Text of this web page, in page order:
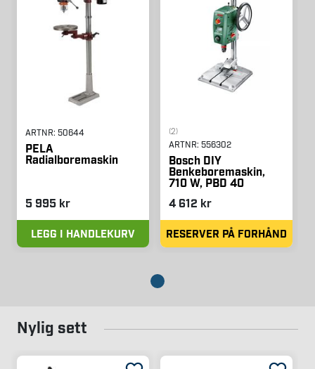
ARTNR: 50644
PELA
Radialboremaskin
5 995 kr
LEGG I HANDLEKURV
(2)
ARTNR: 556302
Bosch DIY
Benkeboremaskin,
710 W, PBD 40
4 612 kr
RESERVER PÅ FORHÅND
Nylig sett